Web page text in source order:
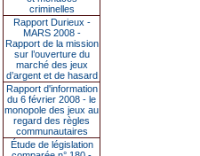
criminelles
Rapport Durieux -
MARS 2008 -
Rapport de la mission
sur l’ouverture du
marché des jeux
d’argent et de hasard
Rapport d'information
du 6 février 2008 - le
monopole des jeux au
regard des règles
communautaires
Étude de législation